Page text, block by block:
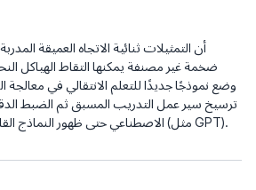
ضخمة غير مصنفة يمكنها التقاط الهياكل
وضع نموذجًا جديدًا للتعلم الانتقالي في معالجة
ترسيخ سير عمل التدريب المسبق ثم الضبط
الاصطناعي حتى ظهور النماذج القائمة على فك التشفير فقط (مثل GPT).